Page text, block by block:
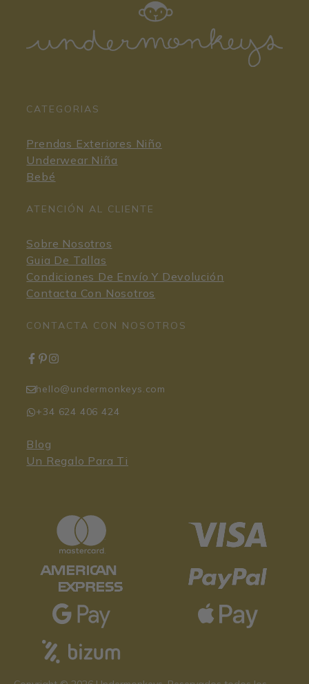
CATEGORIAS
Prendas Exteriores Niño
Underwear Niña
Bebé
ATENCIÓN AL CLIENTE
Sobre Nosotros
Guia De Tallas
Condiciones De Envío Y Devolución
Contacta Con Nosotros
CONTACTA CON NOSOTROS
hello@undermonkeys.com
+34 624 406 424
Blog
Un Regalo Para Ti
49,95